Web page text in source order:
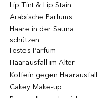
Lip Tint & Lip Stain
Arabische Parfums
Haare in der Sauna
schützen
Festes Parfum
Haarausfall im Alter
Koffein gegen Haarausfall
Cakey Make-up